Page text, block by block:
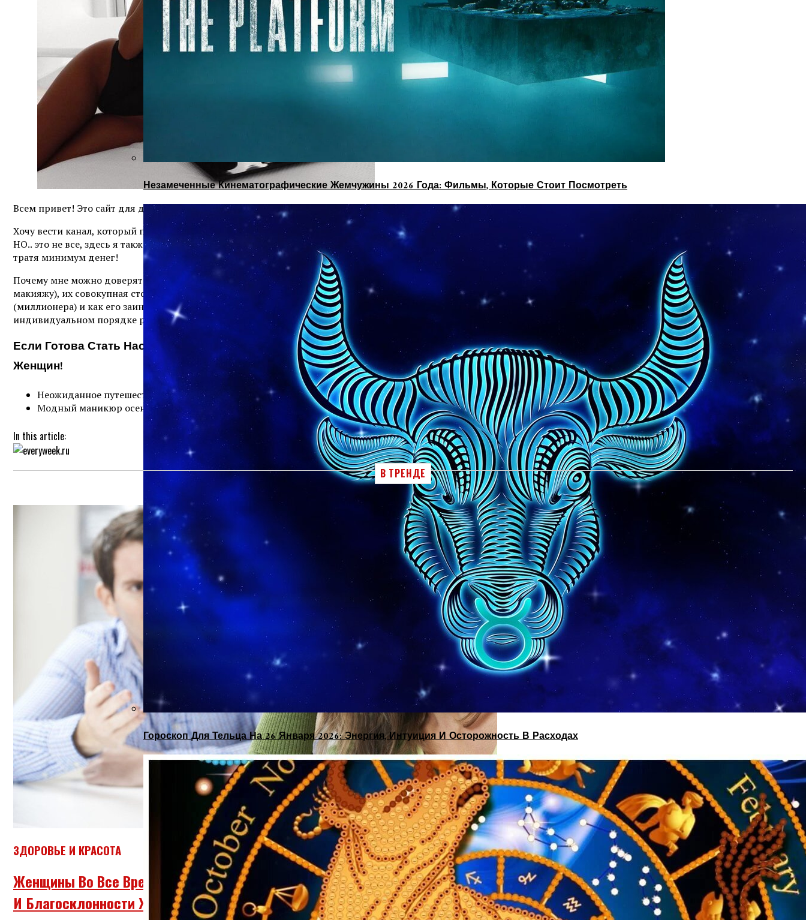
Незамеченные Кинематографические Жемчужины 2026 Года: Фильмы, Которые Стоит Посмотреть
Гороскоп Для Тельца На 26 Января 2026: Энергия, Интуиция И Осторожность В Расходах
Всем привет! Это сайт для девушек и о девушках. Сюда я хочу вложить все свои знания о красоте, о женской энергии, о женском развитии и об общении с мужчинами.
Хочу вести канал, который поможет многим девушкам стать увереннее в себе, пополниться женской энергией, стать ухоженнее и научиться общаться с мужчинами.
НО.. это не все, здесь я также расскажу о способах заработка для девушек, расскажу где и как получить новую профессию бесплатно, а также как ухаживать за собой,
тратя минимум денег!
Почему мне можно доверять? 1) Я прошла множество платный курсов для женщин (это курсы и по психологии, и по общению с мужчинами, и по имиджу, и по
макияжу), их совокупная стоимость около 200 000 рублей, вам я готова дать эти знания БЕСПЛАТНО. 2) Я знаю, где найти по-настоящему успешного мужчину
(миллионера) и как его заинтересовать (сама состою с таким в отношениях) 3) Знаю, как из любой девушки сделать конфетку (вы можете написать мне в Директ и я в
индивидуальном порядке разберу ваш стиль, вашу внешность и психологические барьеры) — это АБСОЛЮТНО БЕСПЛАТНО.
Если Готова Стать Настоящей Королевой, Подписывайся, Обещаю, Такого Объема Знаний Не Получишь Ни На Одном Курсе Для
Женщин!
Неожиданное путешествие в Санкт-Петербург
Модный маникюр осень-зима 2020-2021
In this article:
В ТРЕНДЕ
ЗДОРОВЬЕ И КРАСОТА
Женщины Во Все Времена Были Предметом Особого Внимания В Обществе И Предметом Вожделения Мужчин, Расположение
И Благосклонности Женщин Нужно Было Всегда Добиваться